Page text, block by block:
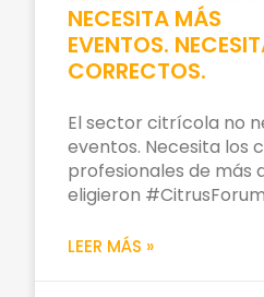
NECESITA MÁS
EVENTOS.
CORRECTOS.
El sector citrícola no
eventos. Necesita los
profesionales de más
eligieron
LEER MÁS »